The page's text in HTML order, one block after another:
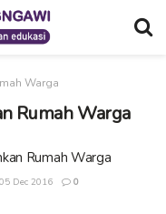
Warga
Rumah Warga
Rumah Warga
Dec 2016 0